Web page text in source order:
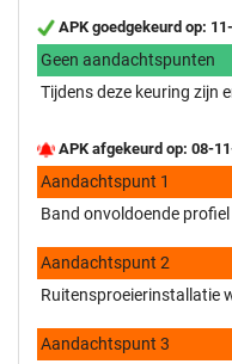
APK goedgekeurd op:
Geen aandachtspunten
Tijdens deze keuring zijn
APK afgekeurd op: 08-
Aandachtspunt 1
Band onvoldoende profiel
Aandachtspunt 2
Ruitensproeierinstallatie
Aandachtspunt 3